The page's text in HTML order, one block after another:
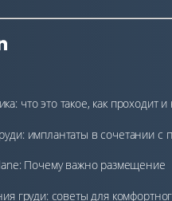
что это такое, как проходит и
имплантаты в сочетании с
Почему важно размещение
груди: советы для